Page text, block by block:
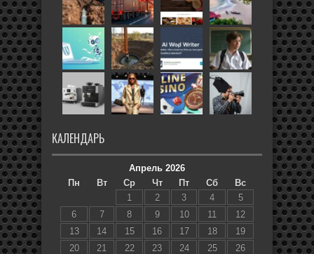
КАЛЕНДАРЬ
Апрель 2026
Пн
Вт Ср Чт Пт Сб
Вс
1
2 3 4
5
6
7 8 9 10 11
12
13
14 15 16 17 18
19
20
21 22 23 24 25
26